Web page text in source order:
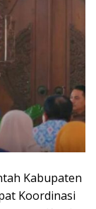
Kabupaten
Koordinasi